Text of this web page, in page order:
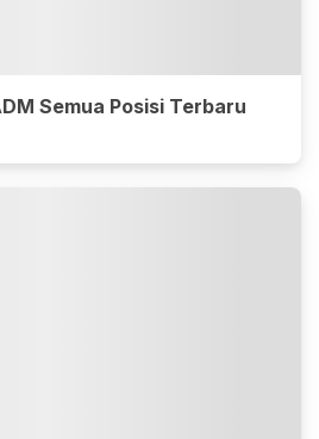
Semua Posisi Terbaru